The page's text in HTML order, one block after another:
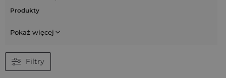
Produkty
Pokaż więcej
Filtry